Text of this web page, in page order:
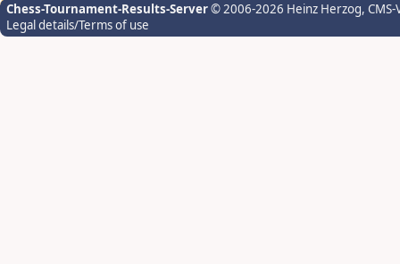
Chess-Tournament-Results-Server© 2006-2026 Heinz Herzog,
Legal details/Terms of use